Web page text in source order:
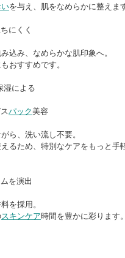
いを与え、肌をなめらかに整えま
にくく
込み、なめらかな肌印象へ。
おすすめです。
湿による
パック美容
ら、洗い流し不要。
るため、特別なケアをもっと手
を演出
を採用。
スキンケア時間を豊かに彩ります。